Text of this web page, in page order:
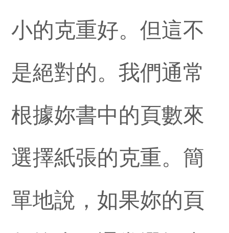
小的克重好。但這不
是絕對的。我們通常
根據妳書中的頁數來
選擇紙張的克重。簡
單地說，如果妳的頁